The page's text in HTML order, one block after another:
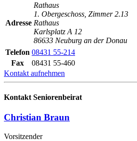
Adresse
Rathaus
1. Obergeschoss, Zimmer 2.13
Rathaus
Karlsplatz A 12
86633 Neuburg an der Donau
Telefon 08431 55-214
Fax
08431 55-460
Kontakt aufnehmen
Kontakt Seniorenbeirat
Christian Braun
Vorsitzender